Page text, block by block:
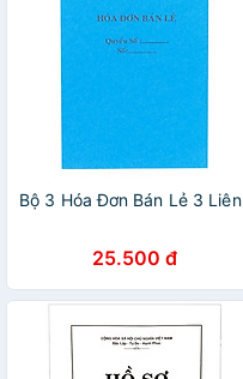
Bộ 3 Hóa Đơn Bán Lẻ 3 Liên
25.500 đ